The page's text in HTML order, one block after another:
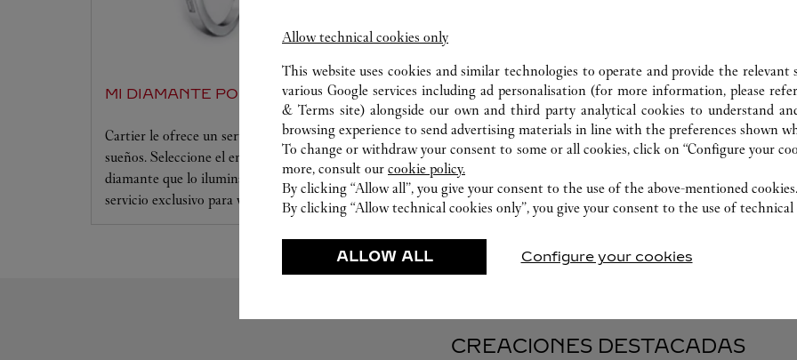
MI DIAMANTE POR CARTIER
Cartier le ofrece un servicio a la medida de sus
sueños. Seleccione el engaste que desee y el
diamante que lo iluminará. Déjese seducir por este
servicio exclusivo para vivir un momento único.
TALLER DE RELOJERÍA
Nuestro expertos Cartier están a su disposición en
esta boutique para realizar un diagnóstico de sus
creaciones y si es necesario, proceder a un servicio
inmediato.
CREACIONES DESTACADAS
Allow technical cookies only
This website uses cookies and similar technologies to operate and provide the relevant
various Google services including ad personalisation (for more information, please
& Terms site) alongside our own and third party analytical cookies to understand
browsing experience to send advertising materials in line with the preferences shown
To change or withdraw your consent to some or all cookies, click on “Configure your
more, consult our cookie policy.
By clicking “Allow all”, you give your consent to the use of the above-mentioned cookies.
By clicking “Allow technical cookies only”, you give your consent to the use of technical
ALLOW ALL Configure your cookies